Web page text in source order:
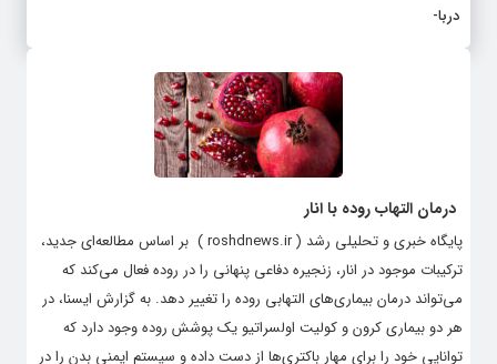
درباره قا
درمان التهاب روده با انار
پایگاه خبری و تحلیلی رشد ( roshdnews.ir ) بر اساس مطالعه‌ای جدید،
ترکیبات موجود در انار، زنجیره دفاعی پنهانی را در روده فعال می‌کند که
می‌تواند درمان بیماری‌های التهابی روده را تغییر دهد. به گزارش ایسنا، در
هر دو بیماری کرون و کولیت اولسراتیو یک پوشش روده وجود دارد که
توانایی خود را برای مهار باکتری‌ها از دست داده و سیستم ایمنی بدن را در